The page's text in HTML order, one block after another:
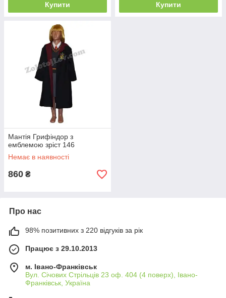
Купити Купити
Мантія Грифіндор з
емблемою зріст 146
Немає в наявності
860 ₴
Про нас
98% позитивних з 220 відгуків за рік
Працює з 29.10.2013
м. Івано-Франківськ
Вул. Січових Стрільців 23 оф. 404 (4 поверх), Івано-
Франківськ, Україна